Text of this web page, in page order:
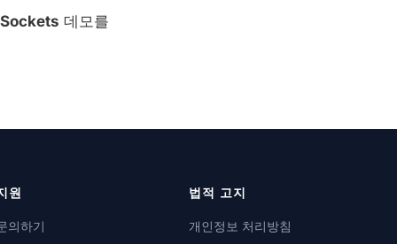
데모를
원
의하기
법적 고지
개인정보 처리방침